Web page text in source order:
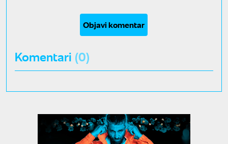
Objavi komentar
Komentari (0)